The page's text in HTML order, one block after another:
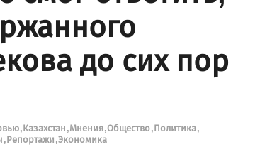
до сих пор
Казахстан МненияОбщество Политика
РепортажиЭкономика